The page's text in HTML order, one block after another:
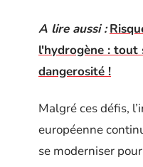
A lire aussi :
l'hydrogène : tout
dangerosité !
Malgré ces défis,
européenne
se moderniser